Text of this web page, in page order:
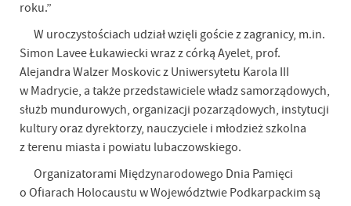
roku.”
W uroczystościach udział wzięli goście z zagranicy, m.in.
Simon Lavee Łukawiecki wraz z córką Ayelet, prof.
Alejandra Walzer Moskovic z Uniwersytetu Karola III
w Madrycie, a także przedstawiciele władz samorządowych,
służb mundurowych, organizacji pozarządowych, instytucji
kultury oraz dyrektorzy, nauczyciele i młodzież szkolna
z terenu miasta i powiatu lubaczowskiego.
Organizatorami Międzynarodowego Dnia Pamięci
o Ofiarach Holocaustu w Województwie Podkarpackim są